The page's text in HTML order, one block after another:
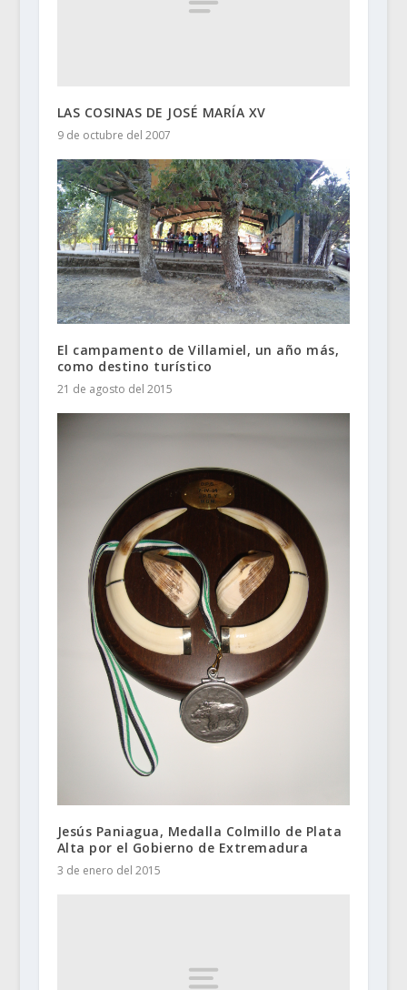
LAS COSINAS DE JOSÉ MARÍA XV
9 de octubre del 2007
El campamento de Villamiel, un año más,
como destino turístico
21 de agosto del 2015
Jesús Paniagua, Medalla Colmillo de Plata
Alta por el Gobierno de Extremadura
3 de enero del 2015